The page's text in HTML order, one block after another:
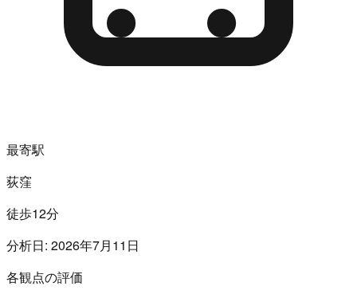
最寄駅
荻窪
徒歩12分
分析日: 2026年7月11日
各観点の評価